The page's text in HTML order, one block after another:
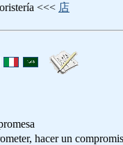
<<< 店
hacer un